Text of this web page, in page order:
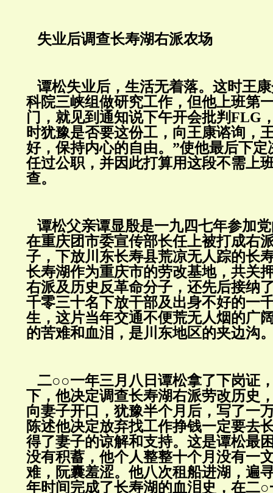
失业后调查长寿湖右派农场
谭松失业后，生活无着落。这时王
科院三峡组做研究工作，但他上班第
门，就见到通知说下午开会批判FLG
时犹豫是否要这份工，向王康谘询，
好，保持内心的自由。”使他最后下
任过公职，并因此打算用这段不需上
查。
谭松父亲谭显殷是一九四七年参加
在重庆团市委宣传部长任上被打成右
子，下放川东长寿县荒凉无人踪的长
长寿湖作为重庆市的劳改基地，共关
右派及历史反革命分子，还先后接纳
千零三十名下放干部及出身不好的一
生，这片当年交通不便荒无人烟的广
的苦难和血泪，是川东地区的夹边沟
二○○一年三月八日谭松拿了下岗证
下，他决定调查长寿湖右派劳改历史
向妻子开口，犹豫半个月后，写了一
陈述他决定放弃找工作挣钱一定要去
得了妻子的谅解和支持。这是谭松最
没有积蓄，他个人整整十个月没有一
难，阮囊羞涩。他八次租船进湖，遍
年时间完成了长寿湖的血泪史，在二